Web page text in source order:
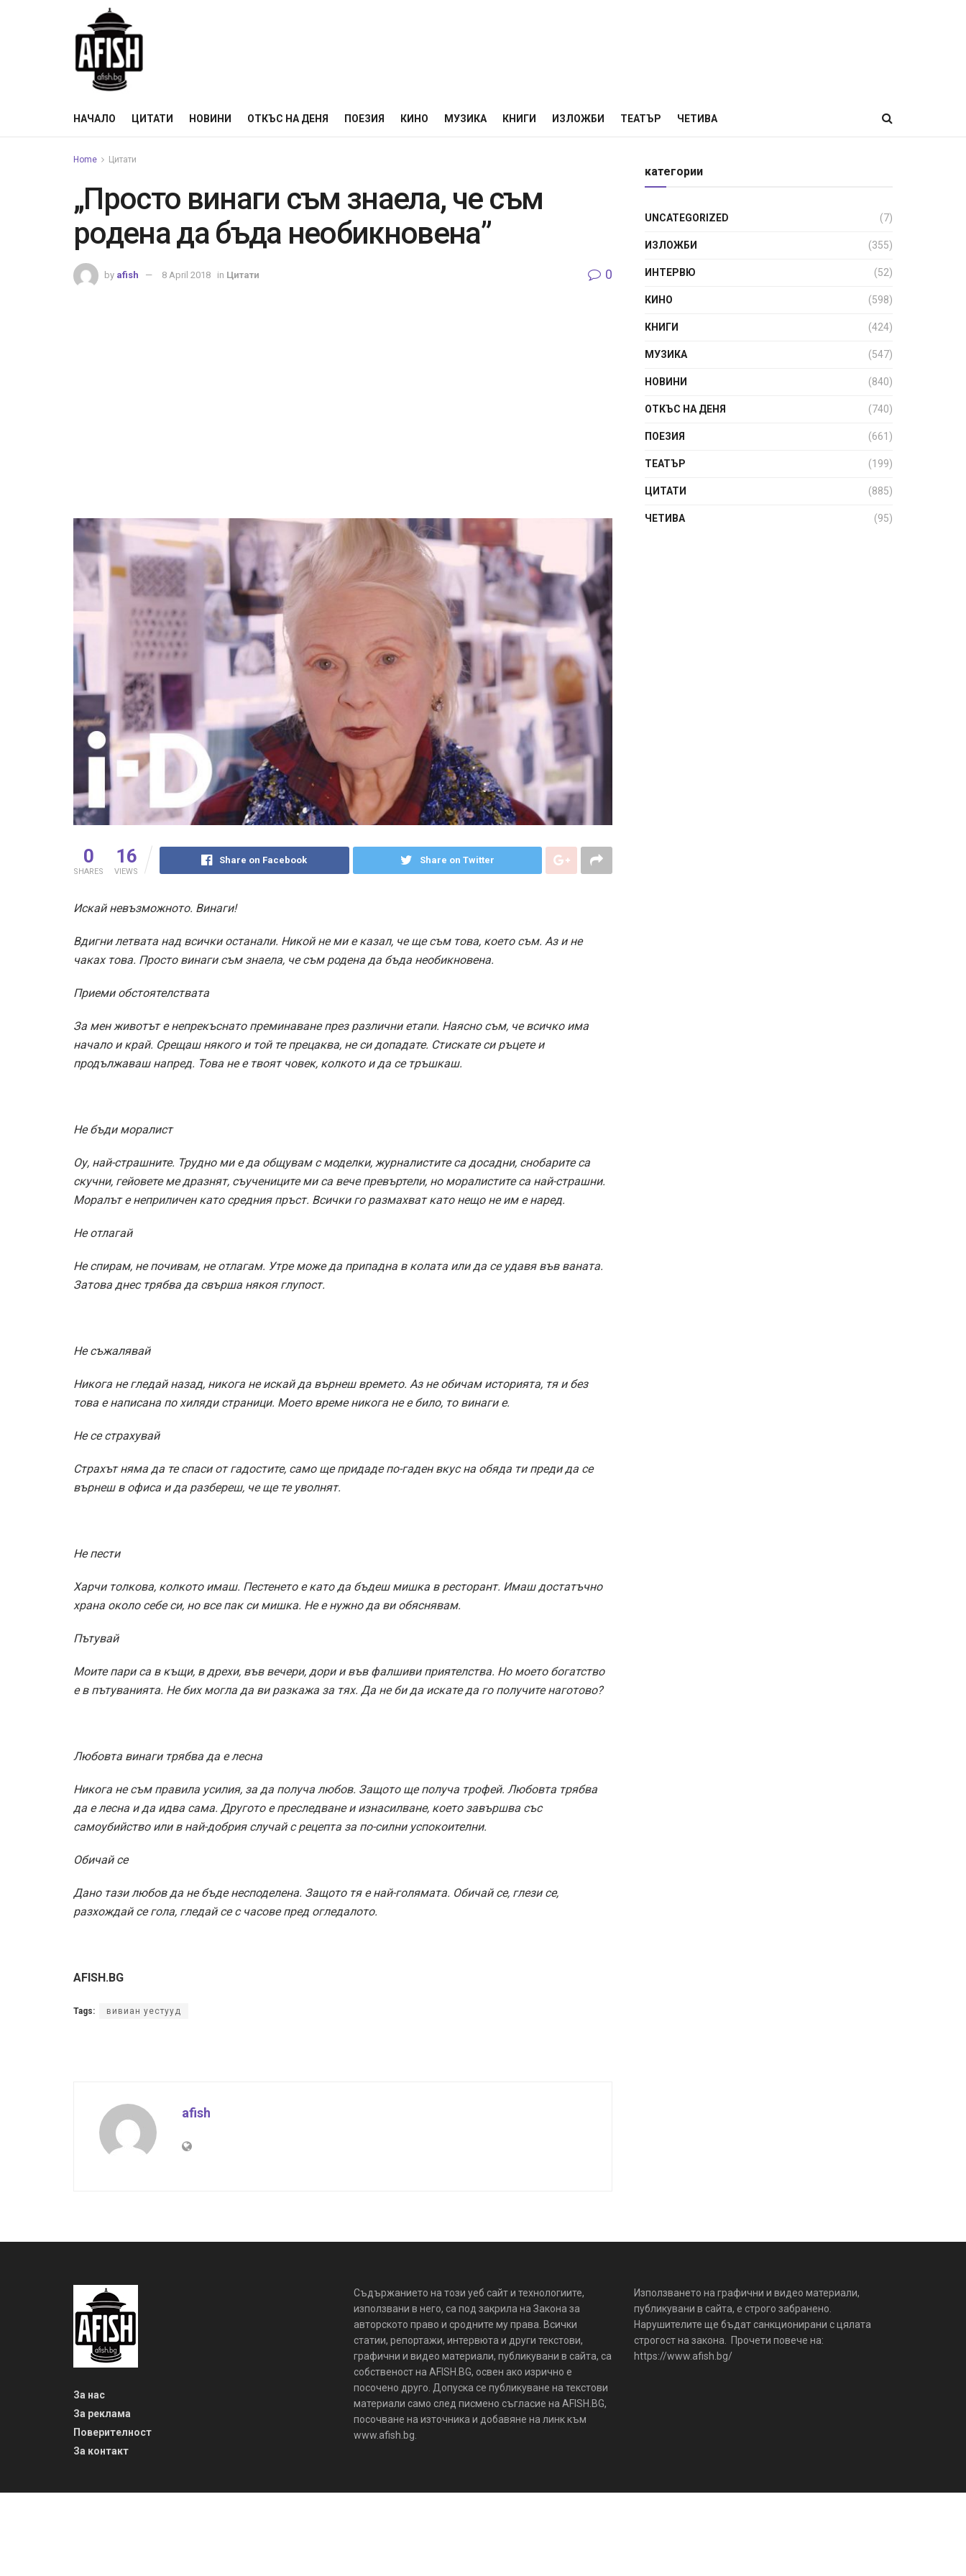
НАЧАЛО ЦИТАТИ НОВИНИ ОТКЪС НА ДЕНЯ ПОЕЗИЯ КИНО МУЗИКА КНИГИ ИЗЛОЖБИ ТЕАТЪР ЧЕТИВА
Home Цитати
„Просто винаги съм знаела, че съм
родена да бъда необикновена”
by afish 8 April 2018 in Цитати 0
0
SHARES
16
VIEWS
Share on Facebook Share on Twitter
Искай невъзможното. Винаги!
Вдигни летвата над всички останали. Никой не ми е казал, че ще съм това, което съм. Аз и не
чаках това. Просто винаги съм знаела, че съм родена да бъда необикновена.
Приеми обстоятелствата
За мен животът е непрекъснато преминаване през различни етапи. Наясно съм, че всичко има
начало и край. Срещаш някого и той те прецаква, не си допадате. Стискате си ръцете и
продължаваш напред. Това не е твоят човек, колкото и да се тръшкаш.
Не бъди моралист
Оу, най-страшните. Трудно ми е да общувам с моделки, журналистите са досадни, снобарите са
скучни, гейовете ме дразнят, съучениците ми са вече превъртели, но моралистите са най-страшни.
Моралът е неприличен като средния пръст. Всички го размахват като нещо не им е наред.
Не отлагай
Не спирам, не почивам, не отлагам. Утре може да припадна в колата или да се удавя във ваната.
Затова днес трябва да свърша някоя глупост.
Не съжалявай
Никога не гледай назад, никога не искай да върнеш времето. Аз не обичам историята, тя и без
това е написана по хиляди страници. Моето време никога не е било, то винаги е.
Не се страхувай
Страхът няма да те спаси от гадостите, само ще придаде по-гаден вкус на обяда ти преди да се
върнеш в офиса и да разбереш, че ще те уволнят.
Не пести
Харчи толкова, колкото имаш. Пестенето е като да бъдеш мишка в ресторант. Имаш достатъчно
храна около себе си, но все пак си мишка. Не е нужно да ви обяснявам.
Пътувай
Моите пари са в къщи, в дрехи, във вечери, дори и във фалшиви приятелства. Но моето богатство
е в пътуванията. Не бих могла да ви разкажа за тях. Да не би да искате да го получите наготово?
Любовта винаги трябва да е лесна
Никога не съм правила усилия, за да получа любов. Защото ще получа трофей. Любовта трябва
да е лесна и да идва сама. Другото е преследване и изнасилване, което завършва със
самоубийство или в най-добрия случай с рецепта за по-силни успокоителни.
Обичай се
Дано тази любов да не бъде несподелена. Защото тя е най-голямата. Обичай се, глези се,
разхождай се гола, гледай се с часове пред огледалото.
AFISH.BG
Tags: вивиан уестууд
afish
категории
UNCATEGORIZED (7)
ИЗЛОЖБИ (355)
ИНТЕРВЮ (52)
КИНО (598)
КНИГИ (424)
МУЗИКА (547)
НОВИНИ (840)
ОТКЪС НА ДЕНЯ (740)
ПОЕЗИЯ (661)
ТЕАТЪР (199)
ЦИТАТИ (885)
ЧЕТИВА (95)
За нас
За реклама
Поверителност
За контакт
Съдържанието на този уеб сайт и технологиите,
използвани в него, са под закрила на Закона за
авторското право и сродните му права. Всички
статии, репортажи, интервюта и други текстови,
графични и видео материали, публикувани в сайта, са
собственост на AFISH.BG, освен ако изрично е
посочено друго. Допуска се публикуване на текстови
материали само след писмено съгласие на AFISH.BG,
посочване на източника и добавяне на линк към
www.afish.bg.
Използването на графични и видео материали,
публикувани в сайта, е строго забранено.
Нарушителите ще бъдат санкционирани с цялата
строгост на закона. Прочети повече на:
https://www.afish.bg/